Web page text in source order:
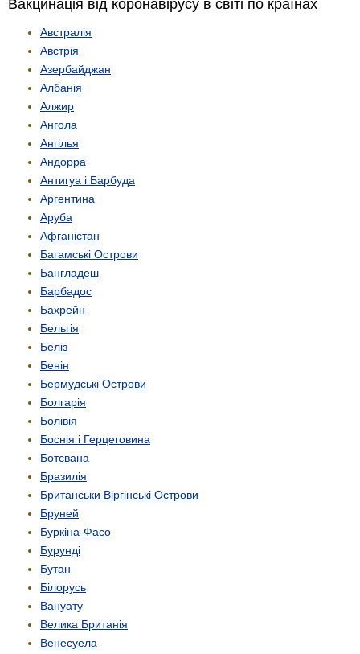
Вакцинація від коронавірусу в світі по країнах
Австралія
Австрія
Азербайджан
Албанія
Алжир
Ангола
Ангілья
Андорра
Антигуа і Барбуда
Аргентина
Аруба
Афганістан
Багамські Острови
Бангладеш
Барбадос
Бахрейн
Бельгія
Беліз
Бенін
Бермудські Острови
Болгарія
Болівія
Боснія і Герцеговина
Ботсвана
Бразилія
Британськи Віргінські Острови
Бруней
Буркіна-Фасо
Бурунді
Бутан
Білорусь
Вануату
Велика Британія
Венесуела